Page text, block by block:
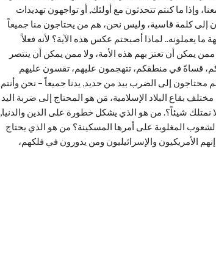
وإذا ما كنتم تتحدثون مع أولئك, أو تواجهون تهديدات
إلى كلمة قاسية، وليس نحن، هم من يحتاجون منا جميعاً
يعملونه.. لماذا أصبحتم عكس هذه الآية؟ لأنه فعلاً
يمكن أن تعتز بهم هذه الأمة، ولا ممن يمكن أن ينتصر
قساةً في منطقكم، تتهجمون عليهم، تقسون عليهم
إلى الضرب بيد من حديد, يدنا جميعاً – نحن وأنتم
بقاع البلاد الإسلامية، مَن هو المحتاج إلى ضربة اليد
نمتلك شيئاً؟. من هو الذي يشكل خطورة على الدين والدنيا,
المغلوبة على أمرها المسكينة؟ من هو الذي يحتاج
الأمريكيون والإسرائيليون ومن يدورون في فلكهم،